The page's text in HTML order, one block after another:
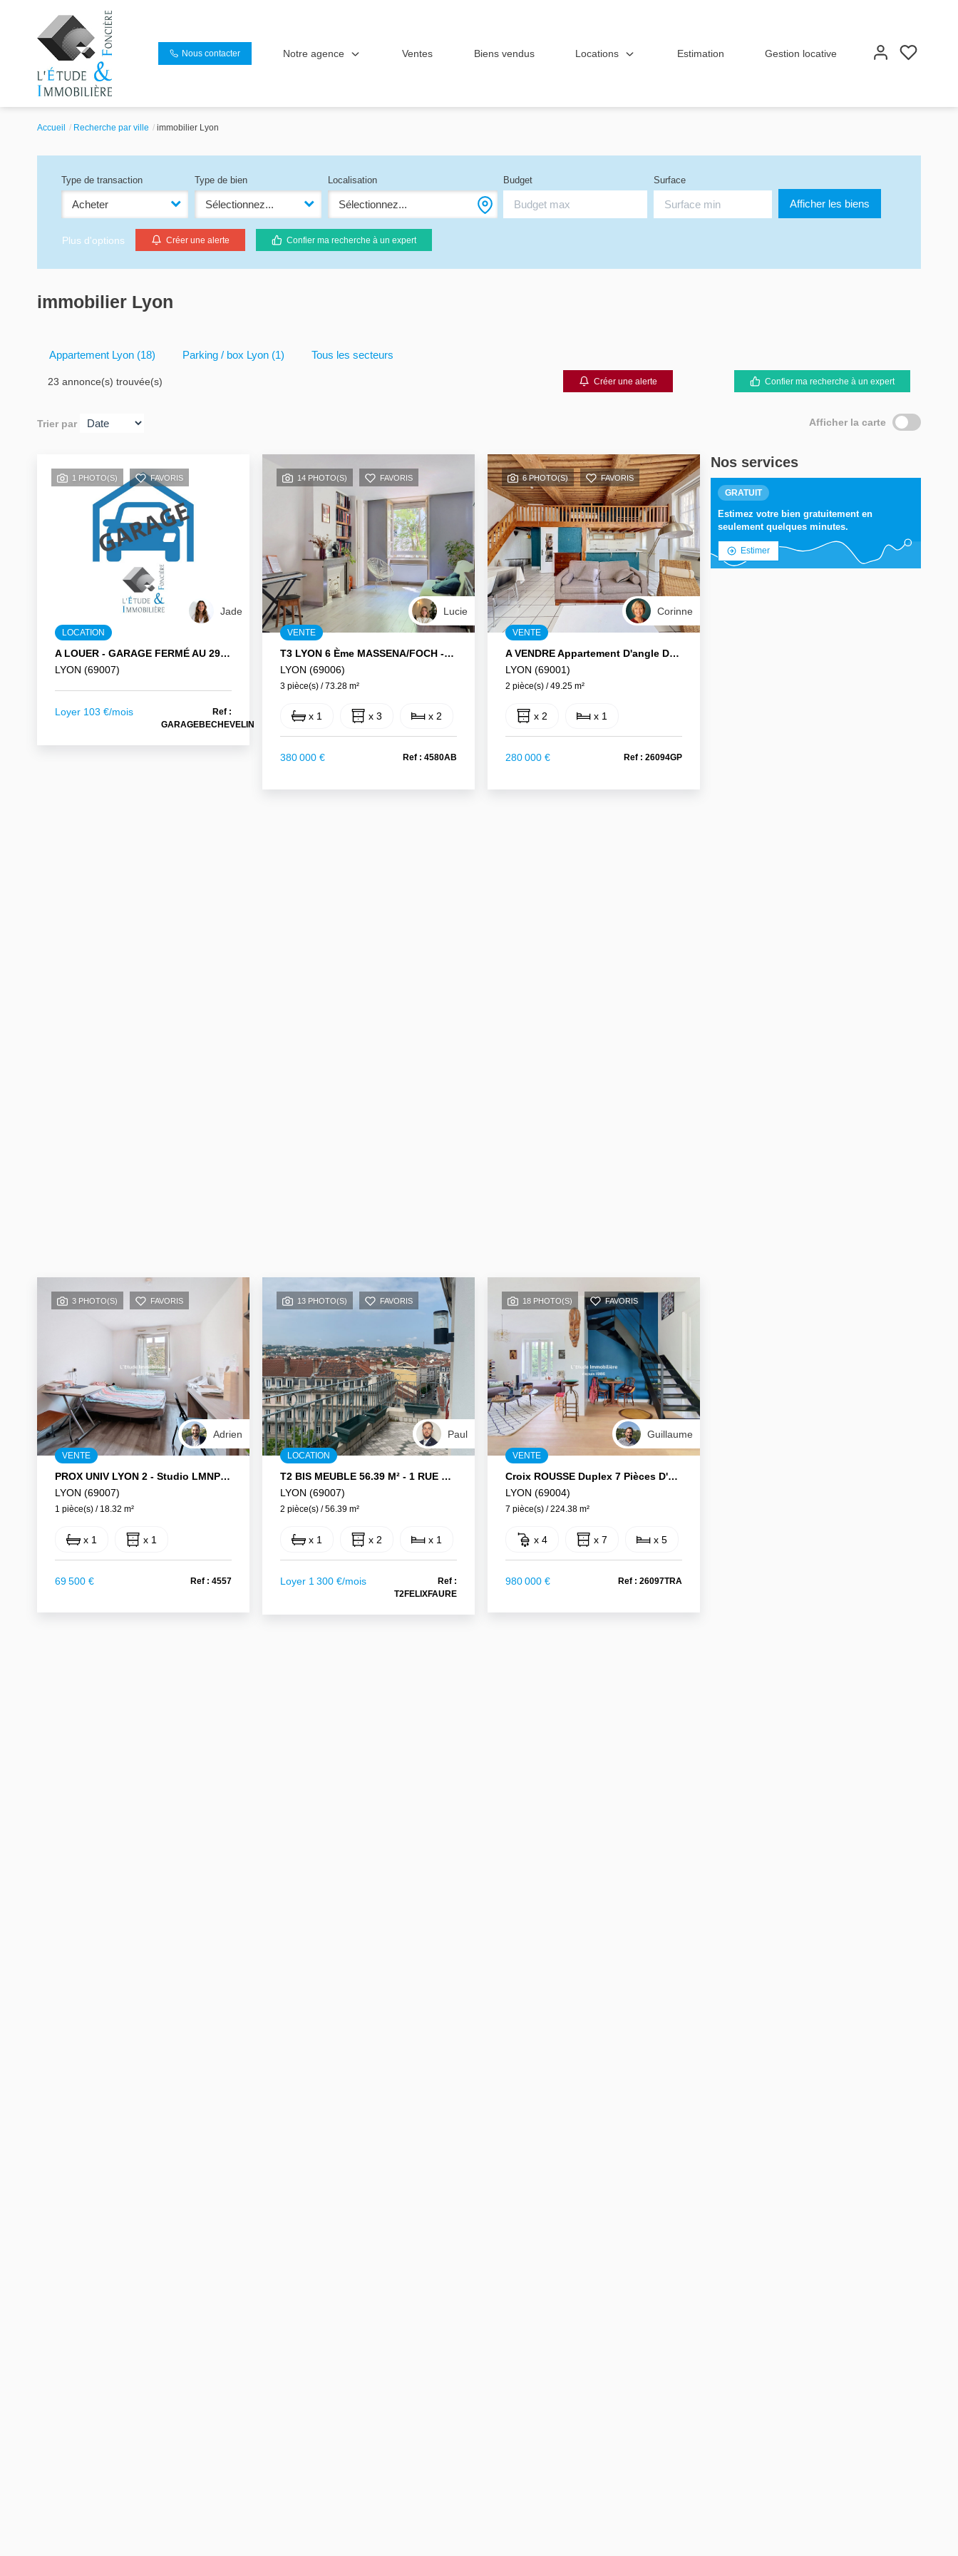
Nous contacter Notre agence Ventes Biens vendus Locations Estimation Gestion locative
Accueil Recherche par ville immobilier Lyon
Type de transaction
Acheter
Type de bien
Sélectionnez...
Localisation
Sélectionnez...
Budget Surface
Plus d'options Créer une alerte Confier ma recherche à un expert
immobilier Lyon
Appartement Lyon (18) Parking / box Lyon (1) Tous les secteurs
23 annonce(s) trouvée(s) Créer une alerte Confier ma recherche à un expert
Trier par Afficher la carte
1 PHOTO(S) FAVORIS
Jade
LOCATION
A LOUER - GARAGE FERMÉ AU 29 RUE BECHEVELIN 69007 LYON
LYON (69007)
Loyer 103 €/mois
Ref :
GARAGEBECHEVELIN
14 PHOTO(S) FAVORIS
Lucie
VENTE
T3 LYON 6 Ème MASSENA/FOCH - Immeuble Sur Son Terrain
LYON (69006)
3 pièce(s) / 73.28 m²
x 1 x 3 x 2
380 000 € Ref : 4580AB
6 PHOTO(S) FAVORIS
Corinne
VENTE
A VENDRE Appartement D'angle De 49 M² (66 M² Utiles) Pentes De La Croix Rousse
LYON (69001)
2 pièce(s) / 49.25 m²
x 2 x 1
280 000 € Ref : 26094GP
3 PHOTO(S) FAVORIS
Adrien
VENTE
PROX UNIV LYON 2 - Studio LMNP Vendu Loué Avec Bail Commercial
LYON (69007)
1 pièce(s) / 18.32 m²
x 1 x 1
69 500 € Ref : 4557
13 PHOTO(S) FAVORIS
Paul
LOCATION
T2 BIS MEUBLE 56.39 M² - 1 RUE FELIX FAURE LYON 7
LYON (69007)
2 pièce(s) / 56.39 m²
x 1 x 2 x 1
Loyer 1 300 €/mois
Ref :
T2FELIXFAURE
18 PHOTO(S) FAVORIS
Guillaume
VENTE
Croix ROUSSE Duplex 7 Pièces D'exception
LYON (69004)
7 pièce(s) / 224.38 m²
x 4 x 7 x 5
980 000 € Ref : 26097TRA
Nos services
GRATUIT
Estimez votre bien gratuitement en
seulement quelques minutes.
Estimer